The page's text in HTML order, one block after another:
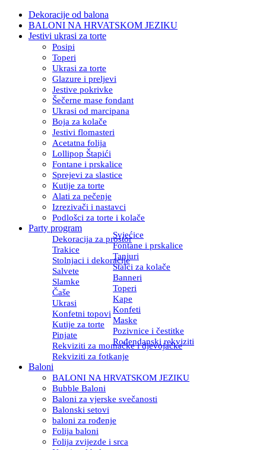
Dekoracije od balona
BALONI NA HRVATSKOM JEZIKU
Jestivi ukrasi za torte
Posipi
Toperi
Ukrasi za torte
Glazure i preljevi
Jestive pokrivke
Šečerne mase fondant
Ukrasi od marcipana
Boja za kolače
Jestivi flomasteri
Acetatna folija
Lollipop Štapići
Fontane i prskalice
Sprejevi za slastice
Kutije za torte
Alati za pečenje
Izrezivači i nastavci
Podlošci za torte i kolače
Party program
Dekoracija za prostor
Svjećice
Trakice
Fontane i prskalice
Stolnjaci i dekoracije
Tanjuri
Salvete
Stalci za kolače
Slamke
Banneri
Čaše
Toperi
Ukrasi
Kape
Konfetni topovi Konfeti
Kutije za torte
Maske
Pinjate
Pozivnice i čestitke
Rekviziti za momačke i djevojačke
Rođendanski rekviziti
Rekviziti za fotkanje
Baloni
BALONI NA HRVATSKOM JEZIKU
Bubble Baloni
Baloni za vjerske svečanosti
Balonski setovi
baloni za rođenje
Folija baloni
Folija zvijezde i srca